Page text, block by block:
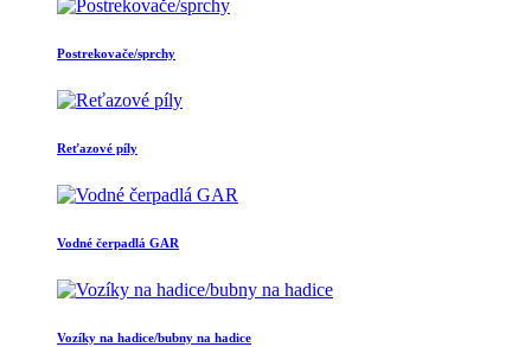
Postrekovače/sprchy
Reťazové píly
Vodné čerpadlá GAR
Vozíky na hadice/bubny na hadice